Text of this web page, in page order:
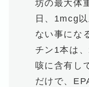
坊の最大体
日、1mcg
ない事にな
チン1本は
咳に含有し
だけで、